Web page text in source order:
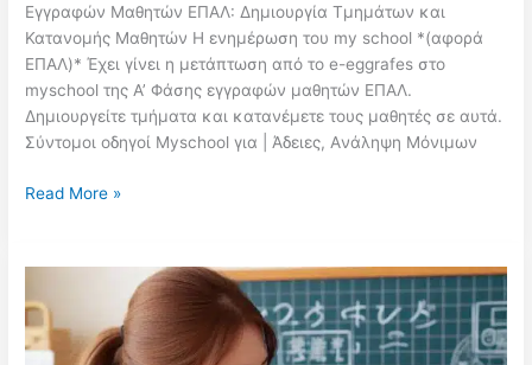
Εγγραφών Μαθητών ΕΠΑΛ: Δημιουργία Τμημάτων και
Κατανομής Μαθητών Η ενημέρωση του my school *(αφορά
ΕΠΑΛ)* Έχει γίνει η μετάπτωση από το e-eggrafes στο
myschool της Α’ Φάσης εγγραφών μαθητών ΕΠΑΛ.
Δημιουργείτε τμήματα και κατανέμετε τους μαθητές σε αυτά.
Σύντομοι οδηγοί Myschool για | Άδειες, Aνάληψη Μόνιμων
Μετάπτωση
e-
στο
myschool
Read More »